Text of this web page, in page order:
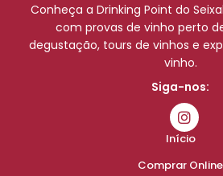
Conheça a Drinking Point do
com provas de vinho perto
degustação, tours de vinhos e
vinho.
Siga-nos:
Início
Comprar Online